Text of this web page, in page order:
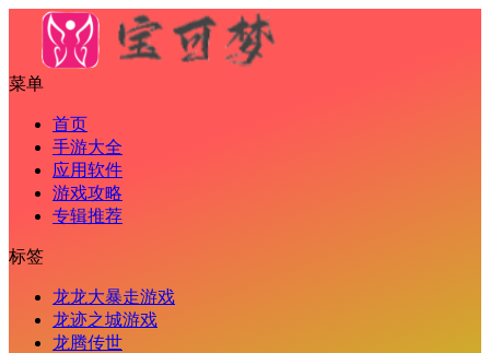
菜单
首页
手游大全
应用软件
游戏攻略
专辑推荐
标签
龙龙大暴走游戏
龙迹之城游戏
龙腾传世